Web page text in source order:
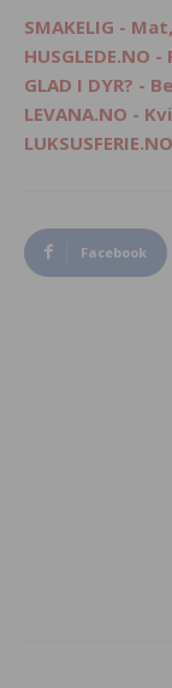
SMAKELIG -
GLAD I DYR? -
LEVANA.NO -
Facebook